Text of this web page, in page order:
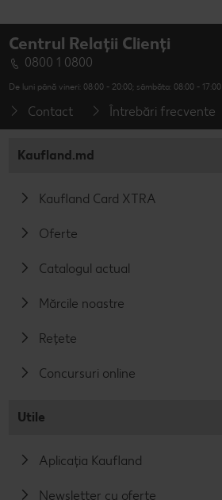
Centrul Relații Clienți
0800 1 0800
De luni până vineri: 08:00 - 20:00; sâmbăta: 08:00 - 17:00
Contact Întrebări frecvente
Kaufland.md
Kaufland Card XTRA
Oferte
Catalogul actual
Mărcile noastre
Rețete
Concursuri online
Utile
Aplicația Kaufland
Newsletter cu oferte